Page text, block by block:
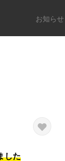
お知らせ
した